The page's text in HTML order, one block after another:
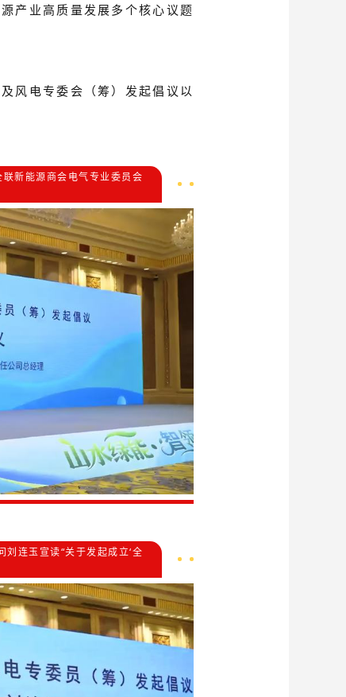
产业高质量发展多个核心议题
风电专委会（筹）发起倡议以
新能源商会电气专业委员会
连玉宣读“关于发起成立‘全